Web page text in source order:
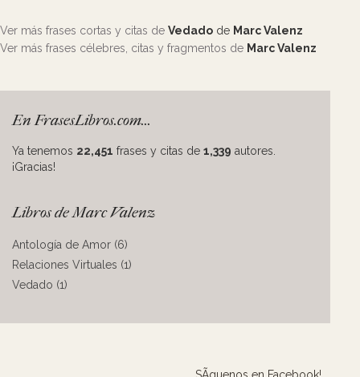
Ver más frases cortas y citas de Vedado de Marc Valenz
Ver más frases célebres, citas y fragmentos de Marc Valenz
En FrasesLibros.com...
Ya tenemos 22,451 frases y citas de 1,339 autores.
¡Gracias!
Libros de Marc Valenz
Antología de Amor (6)
Relaciones Virtuales (1)
Vedado (1)